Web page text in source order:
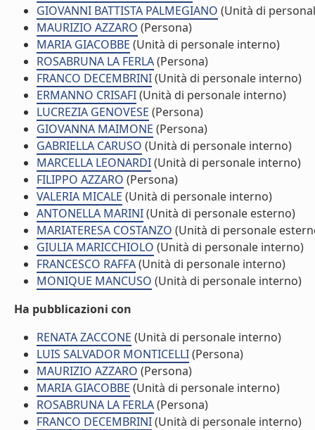
GIOVANNI BATTISTA PALMEGIANO (Unità di
MAURIZIO AZZARO (Persona)
MARIA GIACOBBE (Unità di personale interno)
ROSABRUNA LA FERLA(Persona)
FRANCO DECEMBRINI(Unità di personale interno)
ERMANNO CRISAFI(Unità di personale interno)
LUCREZIA GENOVESE (Persona)
GIOVANNA MAIMONE (Persona)
GABRIELLA CARUSO (Unità di personale interno)
MARCELLA LEONARDI(Unità di personale interno)
FILIPPO AZZARO (Persona)
VALERIA MICALE (Unità di personale interno)
ANTONELLA MARINI(Unità di personale esterno)
MARIATERESA COSTANZO (Unità di personale
GIULIA MARICCHIOLO (Unità di personale interno)
FRANCESCO RAFFA(Unità di personale interno)
MONIQUE MANCUSO (Unità di personale interno)
Ha pubblicazioni con
RENATA ZACCONE (Unità di personale interno)
LUIS SALVADOR MONTICELLI(Persona)
MAURIZIO AZZARO (Persona)
MARIA GIACOBBE (Unità di personale interno)
ROSABRUNA LA FERLA(Persona)
FRANCO DECEMBRINI(Unità di personale interno)